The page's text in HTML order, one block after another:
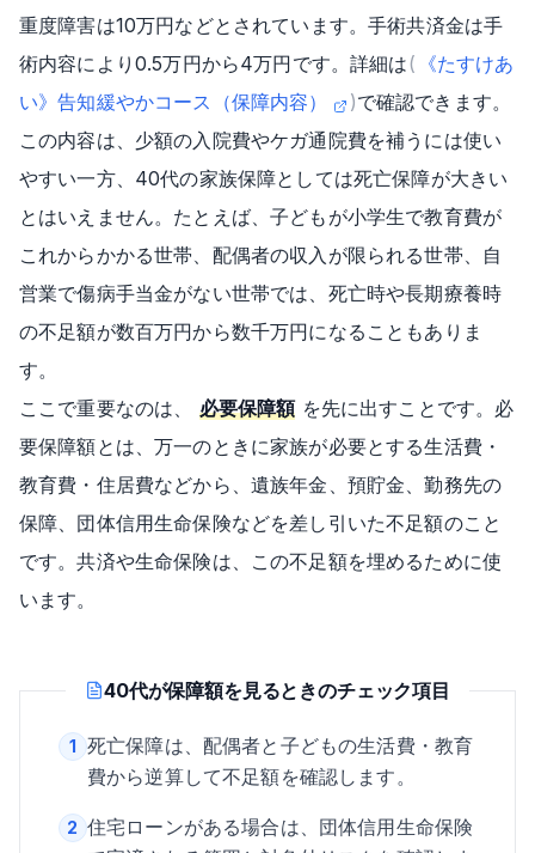
重度障害は10万円などとされています。手術共済金は手
術内容により0.5万円から4万円です。詳細は( 《たすけあ
い》告知緩やかコース（保障内容）
)で確認できます。
この内容は、少額の入院費やケガ通院費を補うには使い
やすい一方、40代の家族保障としては死亡保障が大きい
とはいえません。たとえば、子どもが小学生で教育費が
これからかかる世帯、配偶者の収入が限られる世帯、自
営業で傷病手当金がない世帯では、死亡時や長期療養時
の不足額が数百万円から数千万円になることもありま
す。
ここで重要なのは、 必要保障額を先に出すことです。必
要保障額とは、万一のときに家族が必要とする生活費・
教育費・住居費などから、遺族年金、預貯金、勤務先の
保障、団体信用生命保険などを差し引いた不足額のこと
です。共済や生命保険は、この不足額を埋めるために使
います。
40代が保障額を見るときのチェック項目
1 死亡保障は、配偶者と子どもの生活費・教育
費から逆算して不足額を確認します。
2 住宅ローンがある場合は、団体信用生命保険